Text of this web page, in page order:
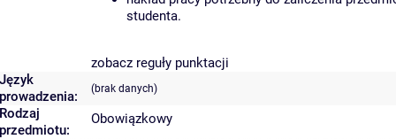
studenta.
zobacz reguły punktacji
Język
prowadzenia:
(brak danych)
Rodzaj
przedmiotu:
Obowiązkowy